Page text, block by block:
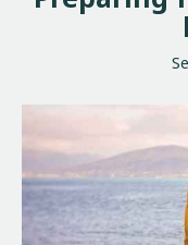
Gallery
H